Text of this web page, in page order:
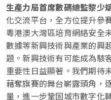
生產力局首席數碼總監黎少
化交流平台，全方位提升參
粵港澳大灣區培育網絡安全
數據等新興技術與產業的興
題。新興技術有可能成為駭
重要性日益顯著。我們期待
藉奪旗賽的舞台嶄露頭角，
量，進一步鞏固城市數字化